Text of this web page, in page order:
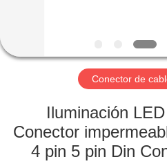
VIAJE
FÁBRICA
Conector de
Iluminación
Conector
4 pin 5 pin Din